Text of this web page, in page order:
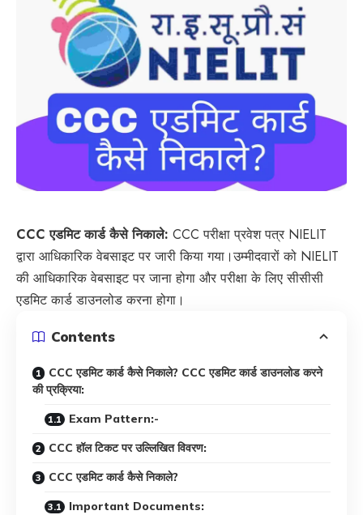
CCC एडमिट कार्ड कैसे निकाले: CCC परीक्षा प्रवेश पत्र NIELIT
द्वारा आधिकारिक वेबसाइट पर जारी किया गया।उम्मीदवारों को NIELIT
की आधिकारिक वेबसाइट पर जाना होगा और परीक्षा के लिए सीसीसी
एडमिट कार्ड डाउनलोड करना होगा।
Contents
CCC एडमिट कार्ड कैसे निकाले? CCC एडमिट कार्ड डाउनलोड करने
की प्रक्रिया:
Exam Pattern:-
CCC हॉल टिकट पर उल्लिखित विवरण:
CCC एडमिट कार्ड कैसे निकाले?
Important Documents: